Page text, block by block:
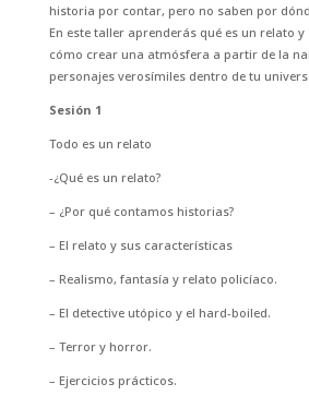
historia por contar, pero no saben por
En este taller aprenderás qué es un relato
cómo crear una atmósfera a partir de la
personajes verosímiles dentro de tu
Sesión 1
Todo es un relato
-¿Qué es un relato?
– ¿Por qué contamos historias?
– El relato y sus características
– Realismo, fantasía y relato policíaco.
– El detective utópico y el hard-boiled.
– Terror y horror.
– Ejercicios prácticos.